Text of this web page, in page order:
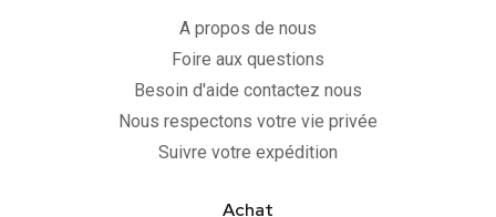
A propos de nous
Foire aux questions
Besoin d'aide contactez nous
Nous respectons votre vie privée
Suivre votre expédition
Achat